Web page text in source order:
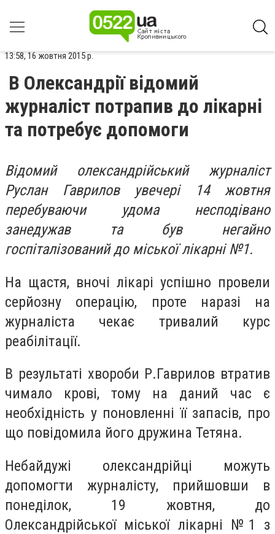
13:58, 16 жовтня 2015 р.
В Олександрії відомий
журналіст потрапив до лікарні
та потребує допомоги
Відомий олександрійський журналіст
Руслан Гаврилов увечері 14 жовтня
перебуваючи удома несподівано
занедужав та був негайно
госпіталізований до міської лікарні №1.
На щастя, вночі лікарі успішно провели
серйозну операцію, проте наразі на
журналіста чекає тривалий курс
реабілітації.
В результаті хвороби Р.Гаврилов втратив
чимало крові, тому на даний час є
необхідність у поновленні її запасів, про
що повідомила його дружина Тетяна.
Небайдужі олександрійці можуть
допомогти журналісту, прийшовши в
понеділок, 19 жовтня, до
Олександрійської міської лікарні №1 з